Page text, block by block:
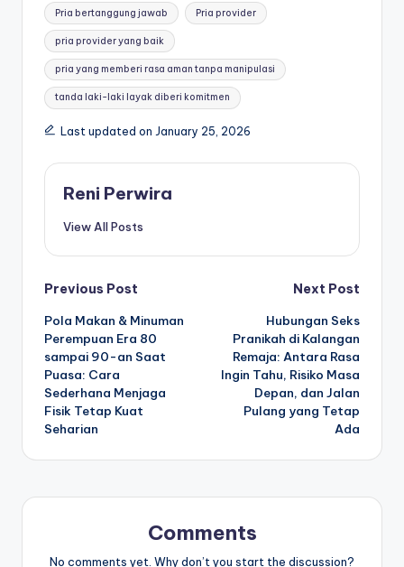
Pria bertanggung jawab Pria provider
pria provider yang baik
pria yang memberi rasa aman tanpa manipulasi
tanda laki-laki layak diberi komitmen
Last updated on January 25, 2026
Reni Perwira
View All Posts
Post
navigation
Previous Post
Pola Makan & Minuman
Perempuan Era 80
sampai 90-an Saat
Puasa: Cara
Sederhana Menjaga
Fisik Tetap Kuat
Seharian
Next Post
Hubungan Seks
Pranikah di Kalangan
Remaja: Antara Rasa
Ingin Tahu, Risiko Masa
Depan, dan Jalan
Pulang yang Tetap
Ada
Comments
No comments yet. Why don’t you start the discussion?